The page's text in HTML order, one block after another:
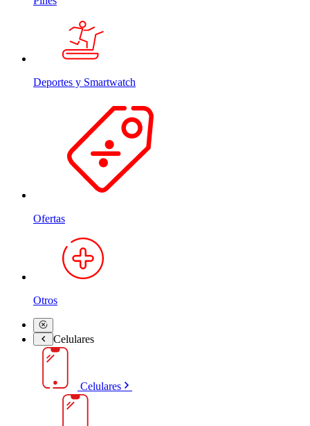
Deportes y Smartwatch
Ofertas
Otros
Celulares
Celulares